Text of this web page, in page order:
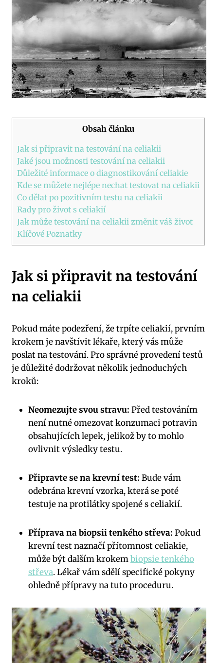
Obsah článku
Jak si připravit na testování na celiakii
Jaké jsou možnosti testování na celiakii
Důležité informace o diagnostikování celiakie
Kde se můžete nejlépe nechat testovat na celiakii
Co dělat po pozitivním testu na celiakii
Rady pro život s celiakií
Jak může testování na celiakii změnit váš život
Klíčové Poznatky
Jak si připravit na testování
na celiakii
Pokud máte podezření, že trpíte celiakií, prvním
krokem je navštívit lékaře, který vás může
poslat na testování. Pro správné provedení testů
je důležité dodržovat několik jednoduchých
kroků:
Neomezujte svou stravu: Před testováním
není nutné omezovat konzumaci potravin
obsahujících lepek, jelikož by to mohlo
ovlivnit výsledky testu.
Připravte se na krevní test: Bude vám
odebrána krevní vzorka, která se poté
testuje na protilátky spojené s celiakií.
Příprava na biopsii tenkého střeva: Pokud
krevní test naznačí přítomnost celiakie,
může být dalším krokembiopsie tenkého
střeva. Lékař vám sdělí specifické pokyny
ohledně přípravy na tuto proceduru.